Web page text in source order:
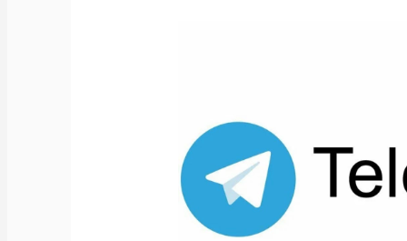
провинции
Энтре-
Риос
(Аргентина)